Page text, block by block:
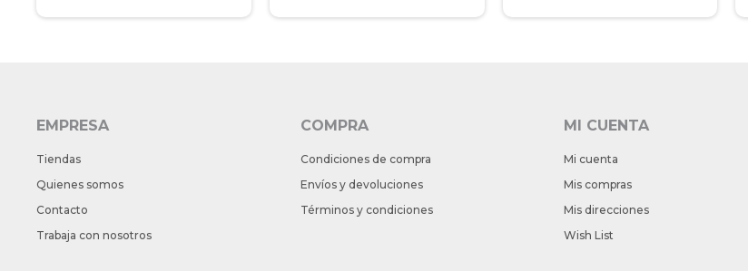
EMPRESA
Tiendas
Quienes somos
Contacto
Trabaja con nosotros
COMPRA
Condiciones de compra
Envíos y devoluciones
Términos y condiciones
MI CUENTA
Mi cuenta
Mis compras
Mis direcciones
Wish List